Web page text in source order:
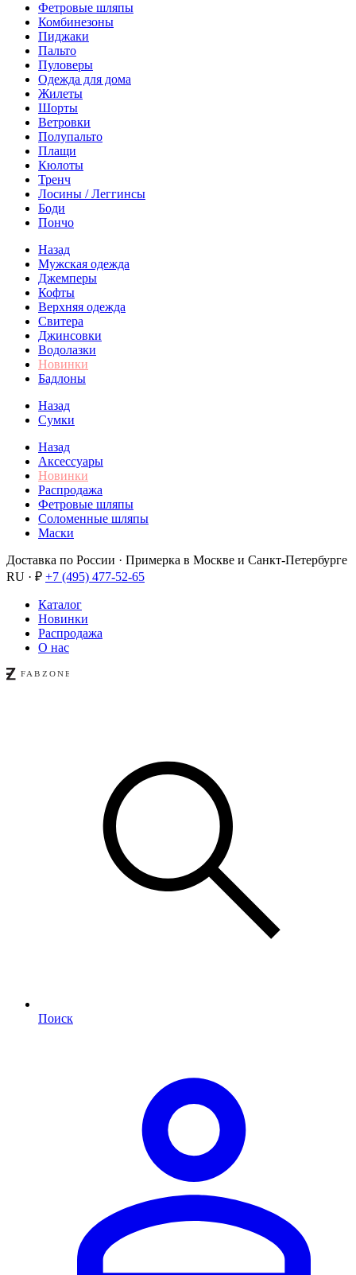
Фетровые шляпы
Комбинезоны
Пиджаки
Пальто
Пуловеры
Одежда для дома
Жилеты
Шорты
Ветровки
Полупальто
Плащи
Кюлоты
Тренч
Лосины / Леггинсы
Боди
Пончо
Назад
Мужская одежда
Джемперы
Кофты
Верхняя одежда
Свитера
Джинсовки
Водолазки
Новинки
Бадлоны
Назад
Сумки
Назад
Аксессуары
Новинки
Распродажа
Фетровые шляпы
Соломенные шляпы
Маски
Доставка по России · Примерка в Москве и Санкт-Петербурге
RU · ₽ +7 (495) 477-52-65
Каталог
Новинки
Распродажа
О нас
Поиск